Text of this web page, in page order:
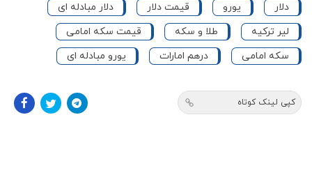
دلار یورو قیمت دلار
دلار مبادله ای
لیر ترکیه
طلا و سکه
قیمت سکه امامی
سکه امامی
درهم امارات یورو مبادله ای
کپی لینک کوتاه